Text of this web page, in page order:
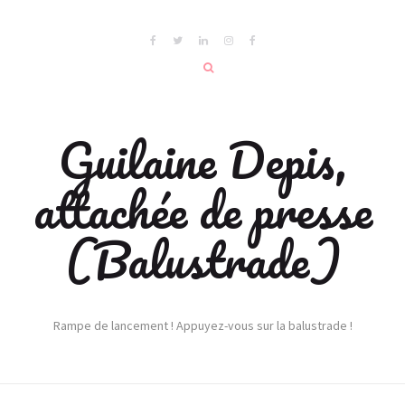
Guilaine Depis,
attachée de presse
(Balustrade)
Rampe de lancement ! Appuyez-vous sur la balustrade !